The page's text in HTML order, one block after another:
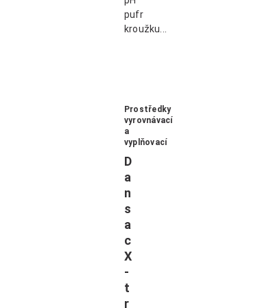
pufr
kroužku...
Prostředky
vyrovnávací
a
vyplňovací
D
a
n
s
a
c
X
-
t
r